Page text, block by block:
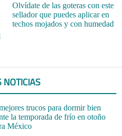
Olvídate de las goteras con este
sellador que puedes aplicar en
techos mojados y con humedad
NOTICIAS
trucos para dormir bien
la temporada de frío en otoño
México